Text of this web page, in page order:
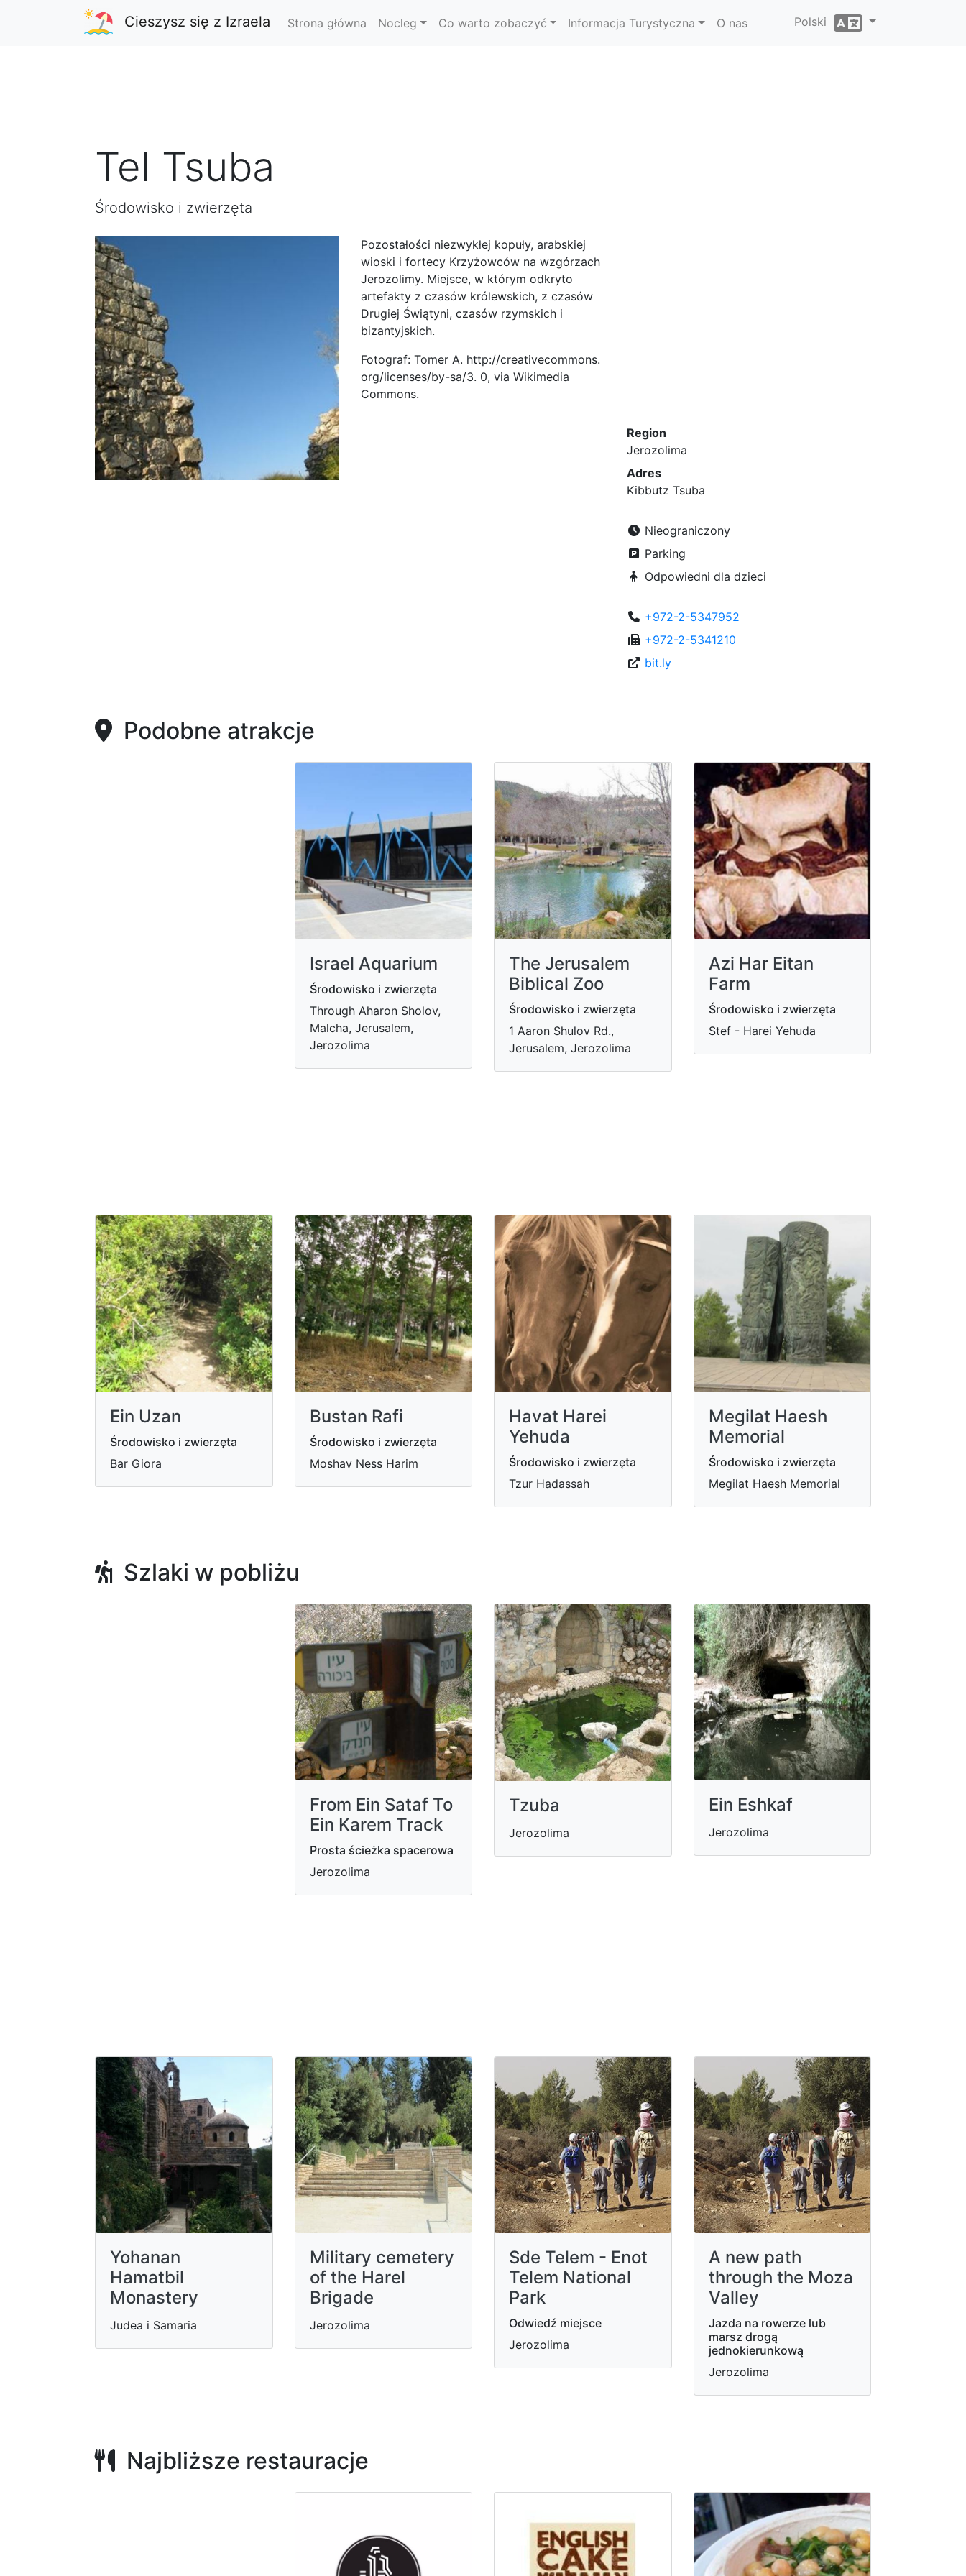
Cieszysz się z Izraela Strona główna Nocleg Co warto zobaczyć Informacja Turystyczna O nas Polski
Tel Tsuba
Środowisko i zwierzęta
Pozostałości niezwykłej kopuły, arabskiej
wioski i fortecy Krzyżowców na wzgórzach
Jerozolimy. Miejsce, w którym odkryto
artefakty z czasów królewskich, z czasów
Drugiej Świątyni, czasów rzymskich i
bizantyjskich.
Fotograf: Tomer A. http://creativecommons.
org/licenses/by-sa/3. 0, via Wikimedia
Commons.
Region
Jerozolima
Adres
Kibbutz Tsuba
Nieograniczony
Parking
Odpowiedni dla dzieci
+972-2-5347952
+972-2-5341210
bit.ly
Podobne atrakcje
Israel Aquarium
Środowisko i zwierzęta
Through Aharon Sholov,
Malcha, Jerusalem,
Jerozolima
The Jerusalem
Biblical Zoo
Środowisko i zwierzęta
1 Aaron Shulov Rd.,
Jerusalem, Jerozolima
Azi Har Eitan
Farm
Środowisko i zwierzęta
Stef - Harei Yehuda
Ein Uzan
Środowisko i zwierzęta
Bar Giora
Bustan Rafi
Środowisko i zwierzęta
Moshav Ness Harim
Havat Harei
Yehuda
Środowisko i zwierzęta
Tzur Hadassah
Megilat Haesh
Memorial
Środowisko i zwierzęta
Megilat Haesh Memorial
Szlaki w pobliżu
From Ein Sataf To
Ein Karem Track
Prosta ścieżka spacerowa
Jerozolima
Tzuba
Jerozolima
Ein Eshkaf
Jerozolima
Yohanan
Hamatbil
Monastery
Judea i Samaria
Military cemetery
of the Harel
Brigade
Jerozolima
Sde Telem - Enot
Telem National
Park
Odwiedź miejsce
Jerozolima
A new path
through the Moza
Valley
Jazda na rowerze lub
marsz drogą
jednokierunkową
Jerozolima
Najbliższe restauracje